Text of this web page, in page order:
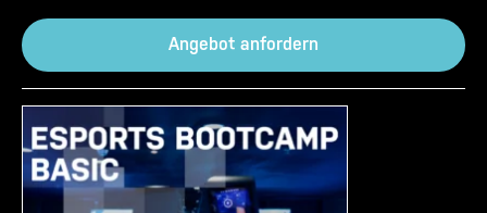
Angebot anfordern